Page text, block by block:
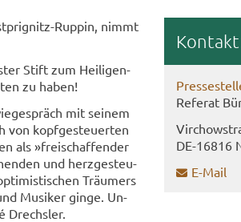
​Ruppin, nimmt
Stift zum Hei­li­gen­
zu haben!
mit sei­nem
von kopf­ge­steu­er­ten
als »frei­schaf­fen­der
und herz­ge­steu­
Träu­mers
Mu­si­ker ginge. Un­
Drechs­ler.
Kon­takt
Re­fe­rat
DE-​16816
E-​Mail